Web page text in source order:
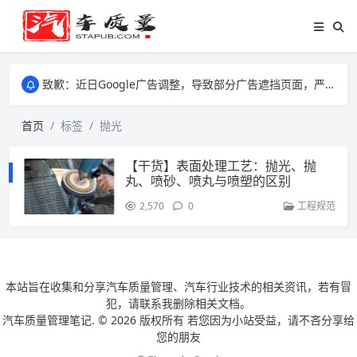
致歉：近日Google广告调整，导致部分广告遮挡页面，严重影响大家访问体验，将尽快调整完成，由此带来的不便，特意致歉！
致歉：近日Google广告调整，导致部分广告遮挡页面，严重影响大家访问体验，将尽快调整完成，由此带来的不便，特意致歉！
首页 标签 抛光
【干货】表面处理工艺：抛光、抛
丸、喷砂、喷丸与喷塑的区别
2,570 0 工程规范
本站旨在收集和分享汽车质量管理、汽车行业技术的相关资讯，若有冒
犯，请联系我删除相关文档。
汽车质量管理笔记. © 2026 版权所有 若您因为小站受益，请不吝分享给
您的朋友